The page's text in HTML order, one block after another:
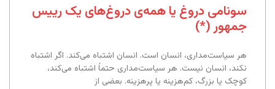
سونامی دروغ یا همه‌ی دروغ‌های یک رییس
جمهور (*)
هر سیاست‌مداری، انسان است. انسان اشتباه می‌کند. اگر اشتباه
نکند، انسان نیست. هر سیاست‌مداری حتماً اشتباه می‌کند،
کوچک یا بزرگ، کم‌هزینه یا پرهزینه. بعضی از